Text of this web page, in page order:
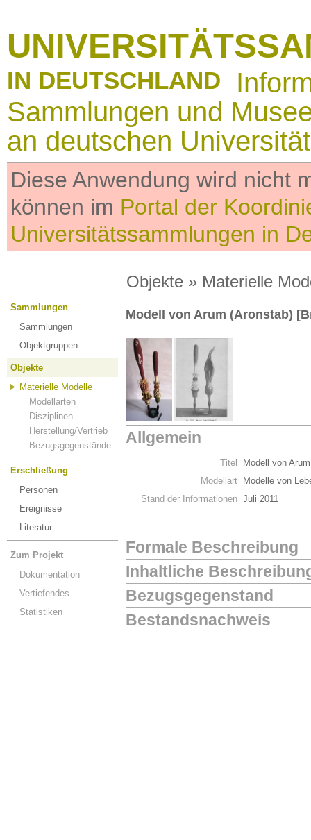
IN DEUTSCHLAND
Sammlungen und
an deutschen
Diese Anwendung wird nicht
können im Portal der
Universitätssammlungen in
Objekte » Materielle
Sammlungen
Sammlungen
Objektgruppen
Objekte
Materielle Modelle
Modellarten
Disziplinen
Herstellung/Vertrieb
Bezugsgegenstände
Erschließung
Personen
Ereignisse
Literatur
Zum Projekt
Dokumentation
Vertiefendes
Statistiken
Modell von Arum (Aronstab)
Allgemein
Titel
Modell von
Modellart
Modelle von
Stand der Informationen Juli 2011
Formale Beschreibung
Inhaltliche
Bezugsgegenstand
Bestandsnachweis